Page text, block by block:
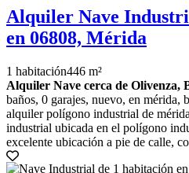
Alquiler Nave
en 06808, Mérida
1 habitación446 m²
Alquiler Nave cerca de Olivenza,
baños, 0 garajes, nuevo, en mérida,
alquiler polígono industrial de
industrial ubicada en el polígono
excelente ubicación a pie de calle,